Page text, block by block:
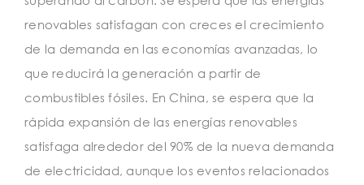
renovables satisfagan con creces el crecimiento
de la demanda en las economías avanzadas, lo
que reducirá la generación a partir de
combustibles fósiles. En China, se espera que la
rápida expansión de las energías renovables
satisfaga alrededor del 90% de la nueva demanda
de electricidad, aunque los eventos relacionados